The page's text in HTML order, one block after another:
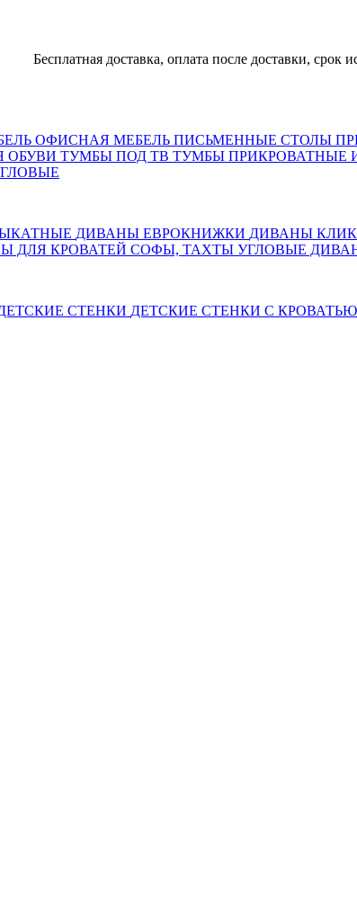
Бесплатная доставка, оплата после доставки, срок
ОФИСНАЯ МЕБЕЛЬ ПИСЬМЕННЫЕ СТОЛЫ
ОБУВИ ТУМБЫ ПОД ТВ ТУМБЫ ПРИКРОВАТНЫЕ
ДИВАНЫ ЕВРОКНИЖКИ ДИВАНЫ
ДЛЯ КРОВАТЕЙ СОФЫ, ТАХТЫ УГЛОВЫЕ
СТЕНКИ ДЕТСКИЕ СТЕНКИ С КРОВАТЬЮ